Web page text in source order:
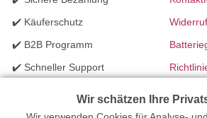
✔️ Käuferschutz
✔️ B2B Programm
✔️ Schneller Support
Wir schätzen Ihre